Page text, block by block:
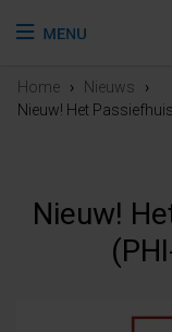
Home › Nieuws ›
Nieuw! Het
Nieuw!